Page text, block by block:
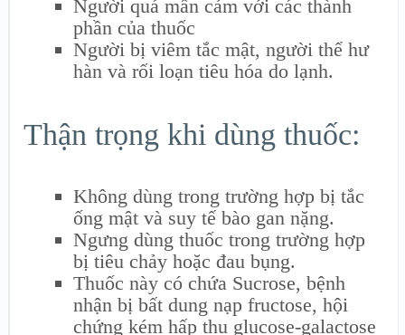
Người quá mẫn cảm với các thành
phần của thuốc
Người bị viêm tắc mật, người thể hư
hàn và rối loạn tiêu hóa do lạnh.
Thận trọng khi dùng thuốc:
Không dùng trong trường hợp bị tắc
ống mật và suy tế bào gan nặng.
Ngưng dùng thuốc trong trường hợp
bị tiêu chảy hoặc đau bụng.
Thuốc này có chứa Sucrose, bệnh
nhận bị bất dung nạp fructose, hội
chứng kém hấp thu glucose-galactose